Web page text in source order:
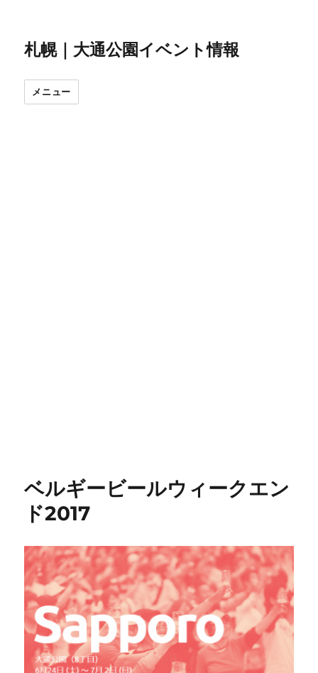
札幌｜大通公園イベント情報
メニュー
ベルギービールウィークエン
ド2017